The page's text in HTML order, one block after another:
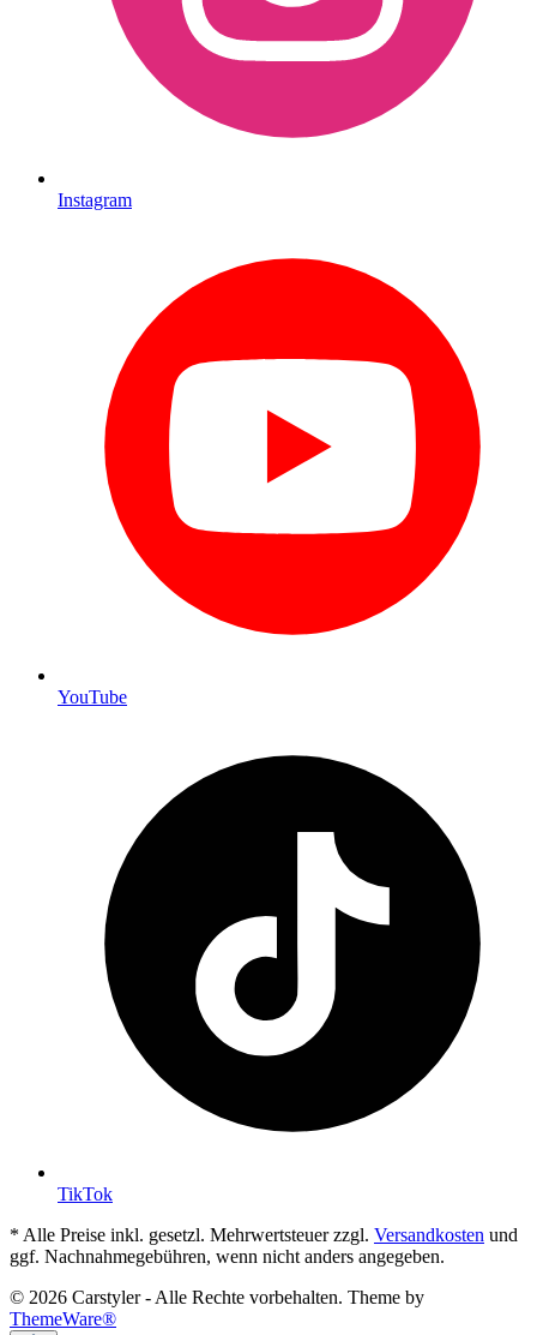
Instagram
YouTube
TikTok
* Alle Preise inkl. gesetzl. Mehrwertsteuer zzgl. Versandkosten und
ggf. Nachnahmegebühren, wenn nicht anders angegeben.
© 2026 Carstyler - Alle Rechte vorbehalten. Theme by
ThemeWare®